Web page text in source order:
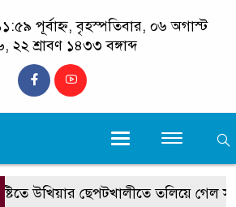
পূর্বাহ্ন, বৃহস্পতিবার, ০৬ অগাস্ট
২২ শ্রাবণ ১৪৩৩ বঙ্গাব্দ
ছেপটখালীতে তলিয়ে গেল সংযোগ